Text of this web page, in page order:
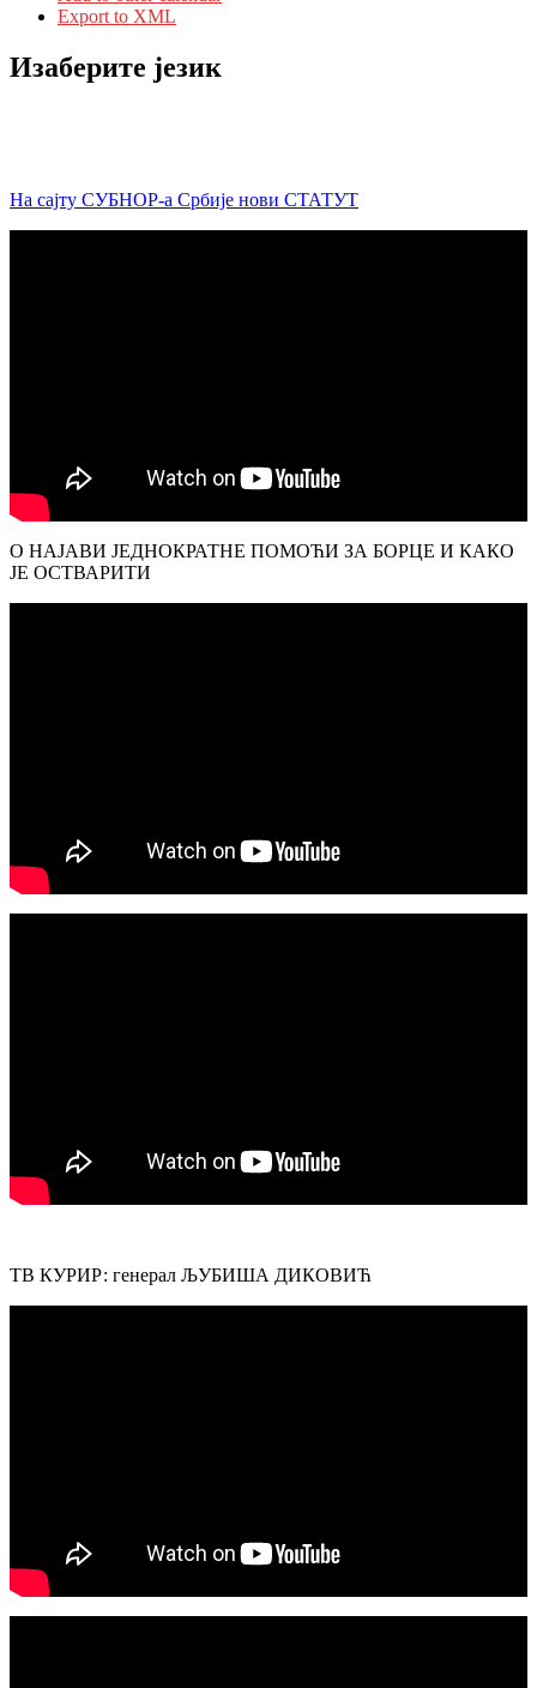
Export to XML
Изаберите језик
На сајту СУБНОР-а Србије нови СТАТУТ
О НАЈАВИ ЈЕДНОКРАТНЕ ПОМОЋИ ЗА БОРЦЕ И КАКО
ЈЕ ОСТВАРИТИ
ТВ КУРИР: генерал ЉУБИША ДИКОВИЋ